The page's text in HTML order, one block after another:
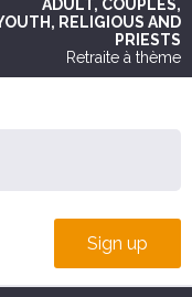
ADULT, COUPLES,
, RELIGIOUS AND
PRIESTS
Retraite à thème
Sign up